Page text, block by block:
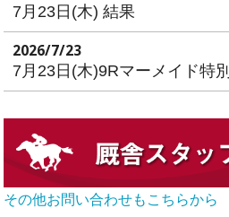
7月23日(木) 結果
2026/7/23
7月23日(木)9Rマーメイド特
その他お問い合わせもこちらから